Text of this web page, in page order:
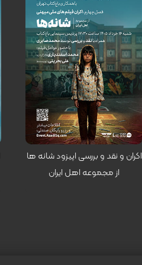
کارگردان: محمد اسفندیاری
اکران و نقد و بررسی اپیزود شانه ها
از مجموعه اهل ایران